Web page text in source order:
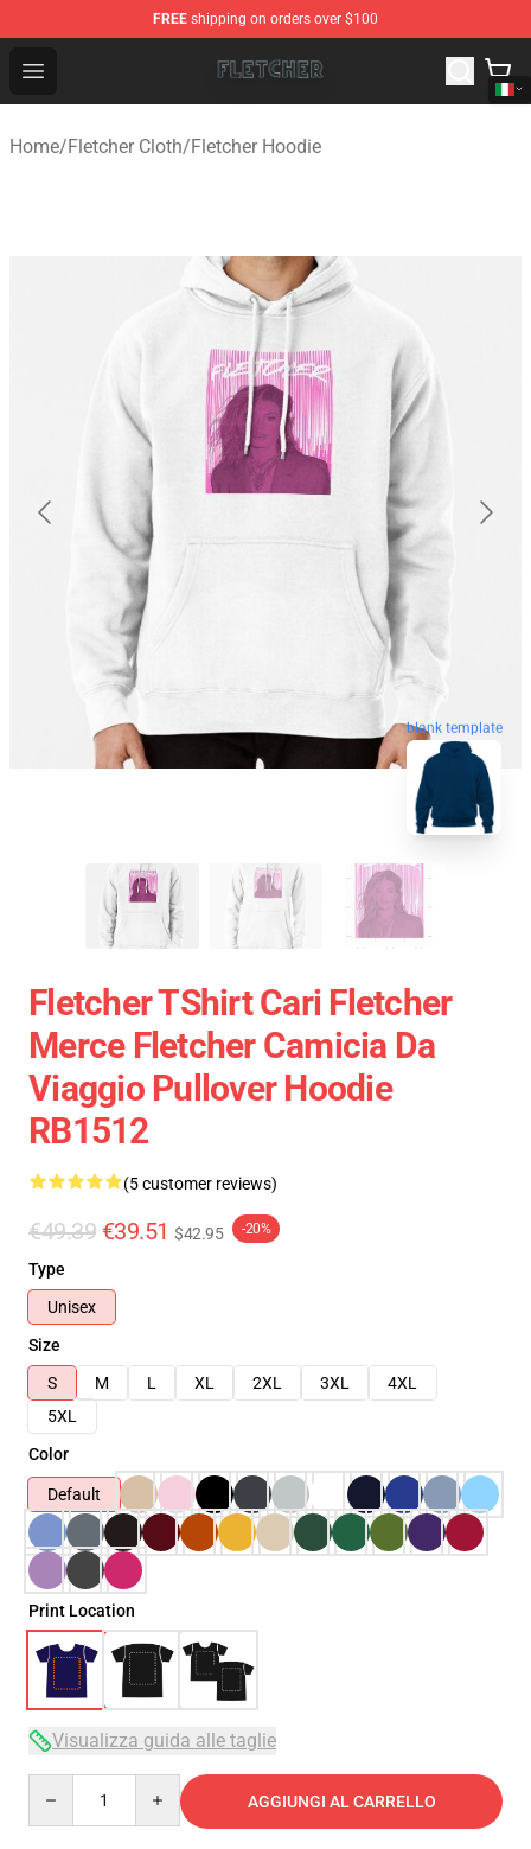
FREE shipping on orders over $100
Open menu
Fletcher Store - Official Fletcher Merchandise Shop
Home/Fletcher Cloth/Fletcher Hoodie
blank template
Fletcher TShirt Cari Fletcher
Merce Fletcher Camicia Da
Viaggio Pullover Hoodie
RB1512
(5 customer reviews)
€49.39 €39.51 $42.95 -20%
Type
Unisex
Size
S
M L XL 2XL 3XL
4XL
5XL
Color
Default
Print Location
Visualizza guida alle taglie
AGGIUNGI AL CARRELLO